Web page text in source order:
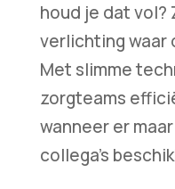
houd je dat
verlichting waar
Met slimme
zorgteams
wanneer er
collega's